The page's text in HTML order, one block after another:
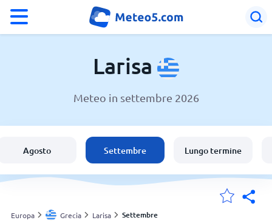
Meteo a Larisa
Italia
Svizzera
Larisa
Meteo in settembre 2026
Agosto Settembre Lungo termine
Europa Grecia Larisa Settembre